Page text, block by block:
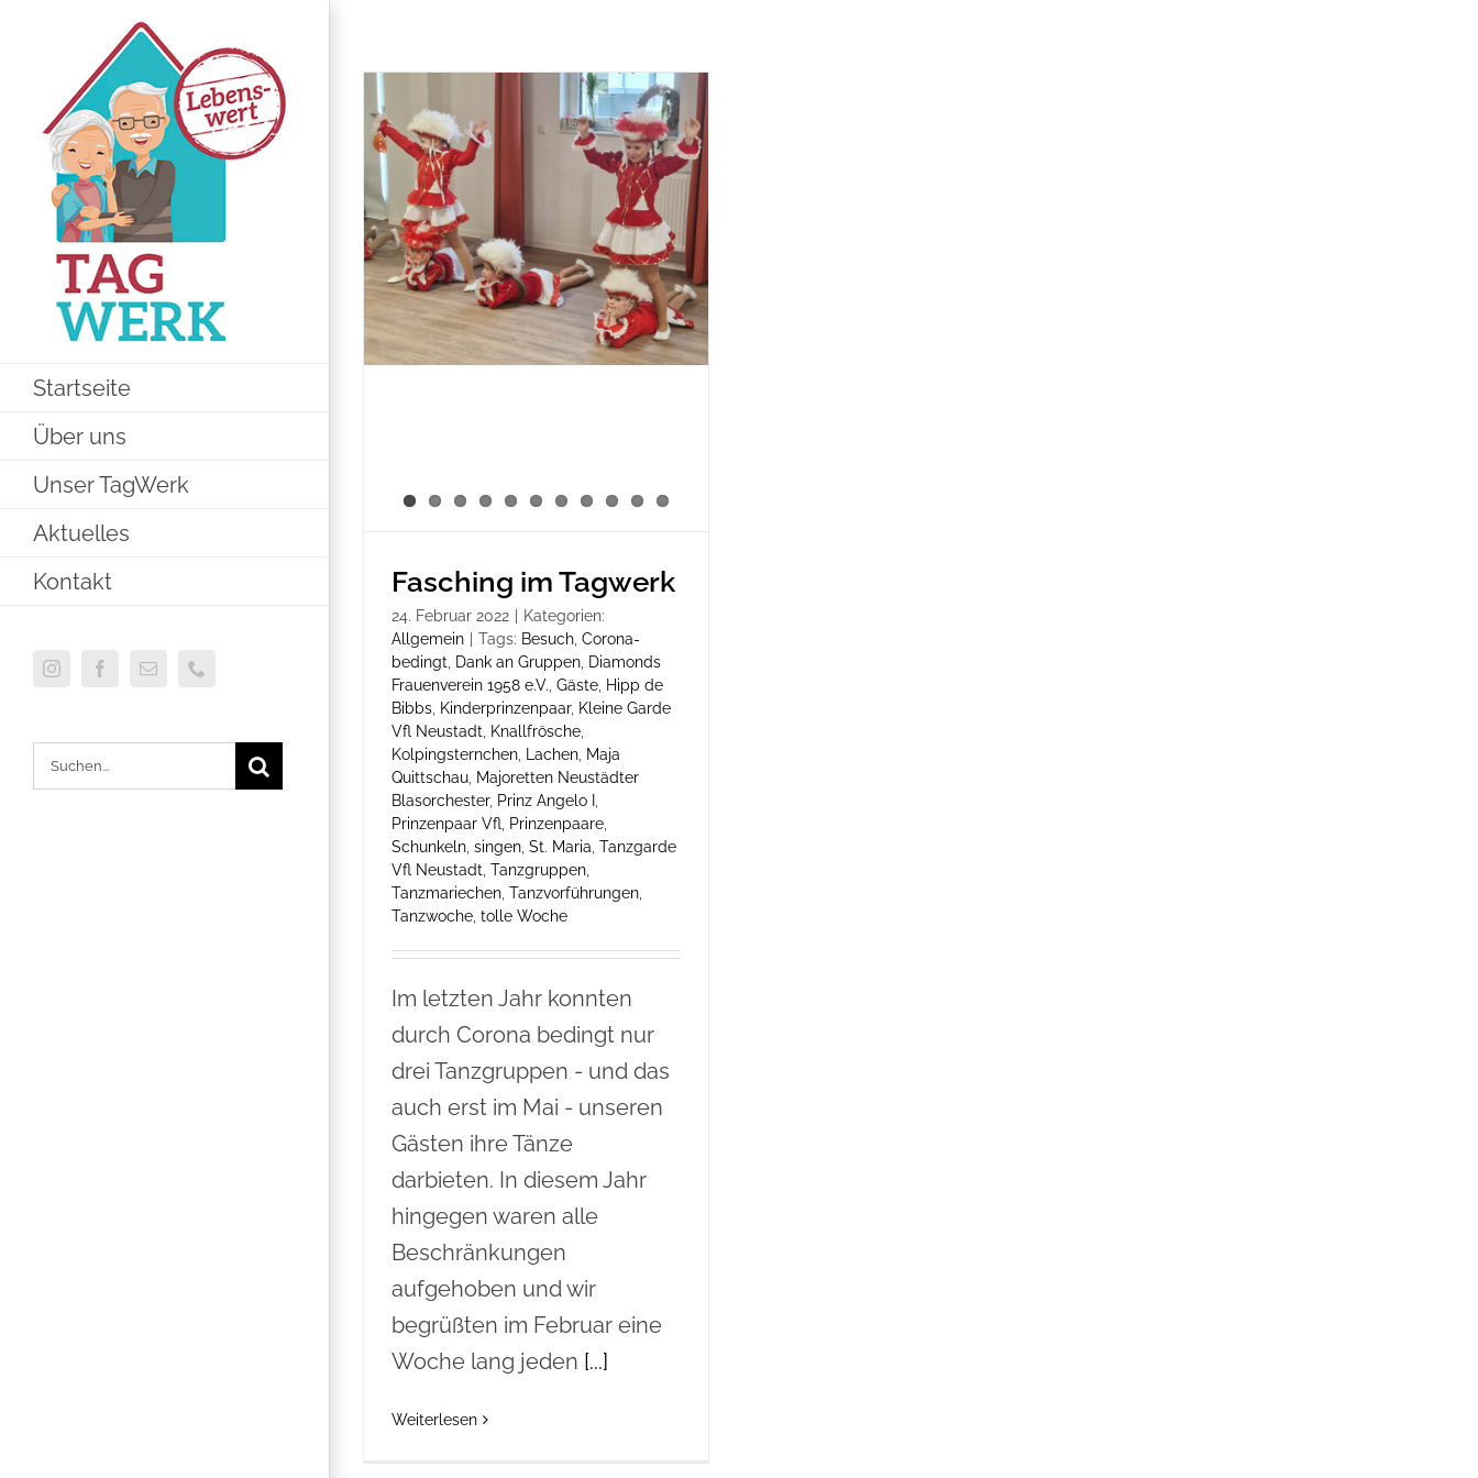
springen
Startseite
Über uns
Unser TagWerk
Aktuelles
Kontakt
InstagramFacebook
E-
Telefon
Suche
nach:
Fasching im Tagwerk
24. Februar 2022 | Kategorien:
Allgemein | Tags: Besuch Corona-
bedingt Dank an Gruppen Diamonds
Frauenverein 1958 e.V. Gäste Hipp de
Bibbs Kinderprinzenpaar, Kleine Garde
Vfl Neustadt Knallfrösche
Kolpingsternchen Lachen Maja
Quittschau Majoretten Neustädter
Blasorchester, Prinz Angelo I
Prinzenpaar Vfl Prinzenpaare
Schunkeln singen St. Maria Tanzgarde
Vfl Neustadt Tanzgruppen
Tanzmariechen Tanzvorführungen
Tanzwoche tolle Woche
Im letzten Jahr konnten
durch Corona bedingt nur
drei Tanzgruppen - und das
auch erst im Mai - unseren
Gästen ihre Tänze
darbieten. In diesem Jahr
hingegen waren alle
Beschränkungen
aufgehoben und wir
begrüßten im Februar eine
Woche lang jeden [...]
Weiterlesen